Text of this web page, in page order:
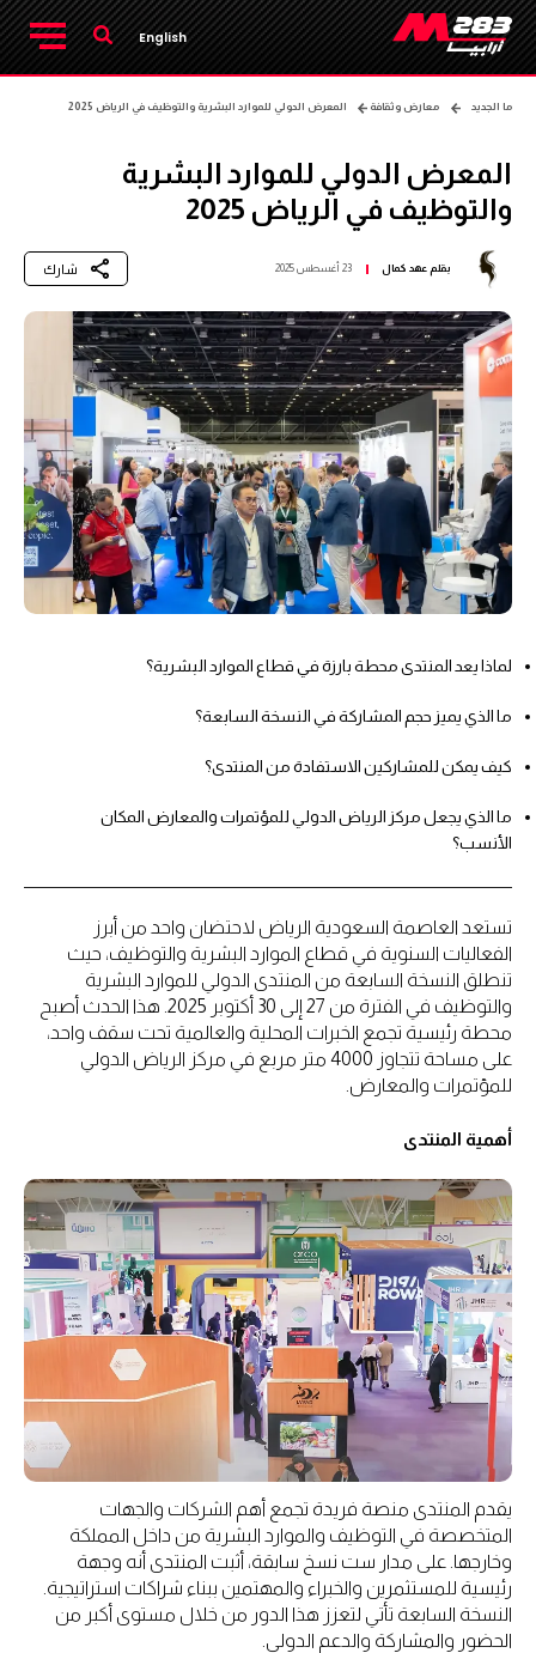
English
ما الجديد معارض وثقافة المعرض الدولي للموارد البشرية والتوظيف في الرياض 2025
المعرض الدولي للموارد البشرية
والتوظيف في الرياض 2025
بقلمعهد كمال 23 أغسطس 2025 شارك
لماذا يعد المنتدى محطة بارزة في قطاع الموارد البشرية؟
ما الذي يميز حجم المشاركة في النسخة السابعة؟
كيف يمكن للمشاركين الاستفادة من المنتدى؟
ما الذي يجعل مركز الرياض الدولي للمؤتمرات والمعارض المكان
الأنسب؟
تستعد العاصمة السعودية الرياض لاحتضان واحد من أبرز
الفعاليات السنوية في قطاع الموارد البشرية والتوظيف، حيث
تنطلق النسخة السابعة من المنتدى الدولي للموارد البشرية
والتوظيف في الفترة من 27 إلى 30 أكتوبر 2025. هذا الحدث أصبح
محطة رئيسية تجمع الخبرات المحلية والعالمية تحت سقف واحد،
على مساحة تتجاوز 4000 متر مربع في مركز الرياض الدولي
للمؤتمرات والمعارض.
أهمية المنتدى
يقدم المنتدى منصة فريدة تجمع أهم الشركات والجهات
المتخصصة في التوظيف والموارد البشرية من داخل المملكة
وخارجها. على مدار ست نسخ سابقة، أثبت المنتدى أنه وجهة
رئيسية للمستثمرين والخبراء والمهتمين ببناء شراكات استراتيجية.
النسخة السابعة تأتي لتعزز هذا الدور من خلال مستوى أكبر من
الحضور والمشاركة والدعم الدولي.